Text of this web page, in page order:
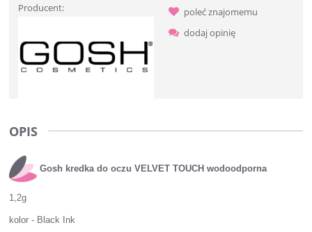
Producent:
poleć znajomemu
dodaj opinię
OPIS
Gosh kredka do oczu VELVET TOUCH wodoodporna
1,2g
kolor - Black Ink